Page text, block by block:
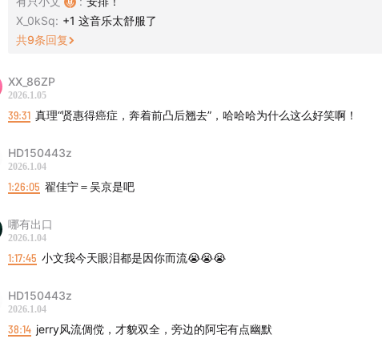
线下录制：
公众号【福立社喜剧】 将定期发布聊天会相关信息；福州以外的听
三天内交通凭证免费入场。
布现场精彩视频片段
X_0kSq: +1 这音乐太舒服了
共9条回复
XX_86ZP
2026.1.05
39:31 真理“贤惠得癌症，奔着前凸后翘去”，哈哈哈为什么这么好笑啊！
HD150443z
2026.1.04
1:26:05 翟佳宁＝吴京是吧
哪有出口
2026.1.04
1:17:45 小文我今天眼泪都是因你而流😭😭😭
HD150443z
2026.1.04
38:14 jerry风流倜傥，才貌双全，旁边的阿宅有点幽默